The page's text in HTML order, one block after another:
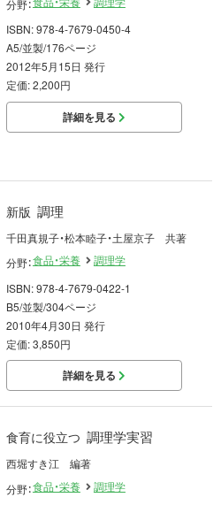
分野：
ISBN: 978-4-7679-0450-4
A5/並製/176ページ
2012年5月15日 発行
定価: 2,200円
詳細を見る
新版 調理
千田真規子・松本睦子・土屋京子 共著
分野：食品・栄養
調理学
ISBN: 978-4-7679-0422-1
B5/並製/304ページ
2010年4月30日 発行
定価: 3,850円
詳細を見る
食育に役立つ 調理学実習
西堀すき江 編著
分野：食品・栄養
調理学